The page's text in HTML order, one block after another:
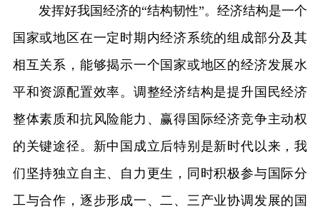
发挥好我国经济的“结构韧性”。经济结构是一个
国家或地区在一定时期内经济系统的组成部分及其
相互关系，能够揭示一个国家或地区的经济发展水
平和资源配置效率。调整经济结构是提升国民经济
整体素质和抗风险能力、赢得国际经济竞争主动权
的关键途径。新中国成立后特别是新时代以来，我
们坚持独立自主、自力更生，同时积极参与国际分
工与合作，逐步形成一、二、三产业协调发展的国